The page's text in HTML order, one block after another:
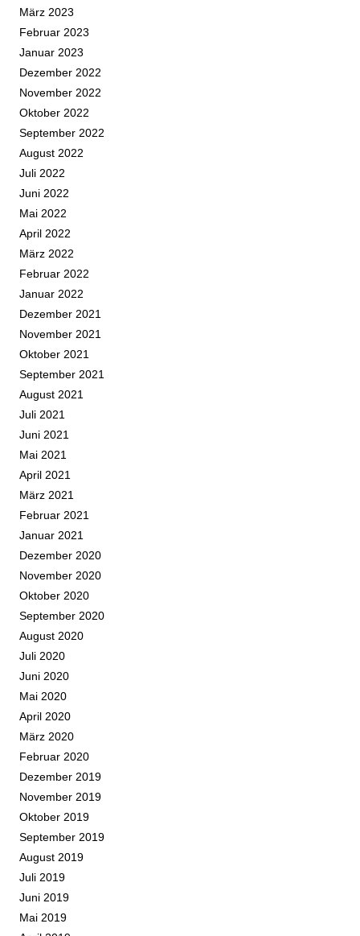
März 2023
Februar 2023
Januar 2023
Dezember 2022
November 2022
Oktober 2022
September 2022
August 2022
Juli 2022
Juni 2022
Mai 2022
April 2022
März 2022
Februar 2022
Januar 2022
Dezember 2021
November 2021
Oktober 2021
September 2021
August 2021
Juli 2021
Juni 2021
Mai 2021
April 2021
März 2021
Februar 2021
Januar 2021
Dezember 2020
November 2020
Oktober 2020
September 2020
August 2020
Juli 2020
Juni 2020
Mai 2020
April 2020
März 2020
Februar 2020
Dezember 2019
November 2019
Oktober 2019
September 2019
August 2019
Juli 2019
Juni 2019
Mai 2019